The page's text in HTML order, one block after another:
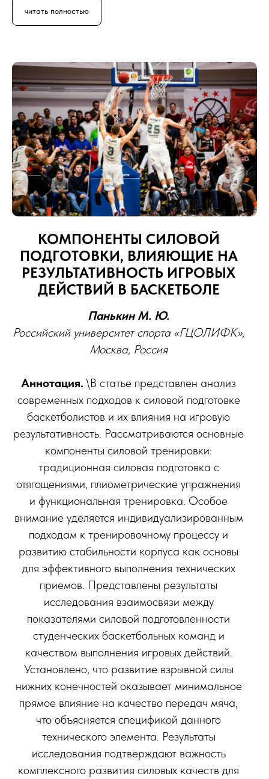
читать полностью
КОМПОНЕНТЫ СИЛОВОЙ
ПОДГОТОВКИ, ВЛИЯЮЩИЕ НА
РЕЗУЛЬТАТИВНОСТЬ ИГРОВЫХ
ДЕЙСТВИЙ В БАСКЕТБОЛЕ
Панькин М. Ю.
Российский университет спорта «ГЦОЛИФК»,
Москва, Россия
Аннотация. \В статье представлен анализ
современных подходов к силовой подготовке
баскетболистов и их влияния на игровую
результативность. Рассматриваются основные
компоненты силовой тренировки:
традиционная силовая подготовка с
отягощениями, плиометрические упражнения
и функциональная тренировка. Особое
внимание уделяется индивидуализированным
подходам к тренировочному процессу и
развитию стабильности корпуса как основы
для эффективного выполнения технических
приемов. Представлены результаты
исследования взаимосвязи между
показателями силовой подготовленности
студенческих баскетбольных команд и
качеством выполнения игровых действий.
Установлено, что развитие взрывной силы
нижних конечностей оказывает минимальное
прямое влияние на качество передач мяча,
что объясняется спецификой данного
технического элемента. Результаты
исследования подтверждают важность
комплексного развития силовых качеств для